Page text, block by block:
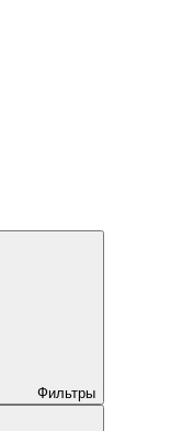
Фильтры